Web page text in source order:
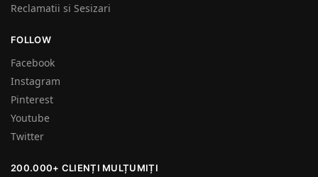
Reclamatii si Sesizari
FOLLOW
Facebook
Instagram
Pinterest
Youtube
Twitter
200.000+ CLIENȚI MULȚUMIȚI